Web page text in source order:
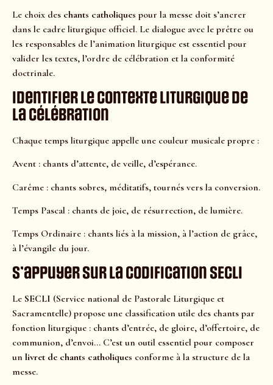
Le choix des chants catholiques pour la messe doit s’ancrer
dans le cadre liturgique officiel. Le dialogue avec le prêtre ou
les responsables de l’animation liturgique est essentiel pour
valider les textes, l’ordre de célébration et la conformité
doctrinale.
Identifier le contexte liturgique de
la célébration
Chaque temps liturgique appelle une couleur musicale propre :
Avent : chants d’attente, de veille, d’espérance.
Carême : chants sobres, méditatifs, tournés vers la conversion.
Temps Pascal : chants de joie, de résurrection, de lumière.
Temps Ordinaire : chants liés à la mission, à l’action de grâce,
à l’évangile du jour.
S’appuyer sur la codification SECLI
Le SECLI (Service national de Pastorale Liturgique et
Sacramentelle) propose une classification utile des chants par
fonction liturgique : chants d’entrée, de gloire, d’offertoire, de
communion, d’envoi… C’est un outil essentiel pour composer
un livret de chants catholiques conforme à la structure de la
messe.